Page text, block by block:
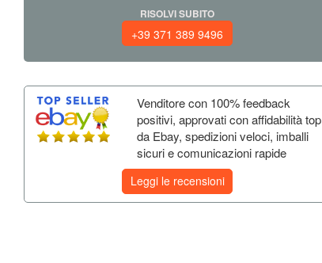
RISOLVI SUBITO
+39 371 389 9496
Venditore con 100% feedback
positivi, approvati con affidabilità top
da Ebay, spedizioni veloci, imballi
sicuri e comunicazioni rapide
Leggi le recensioni